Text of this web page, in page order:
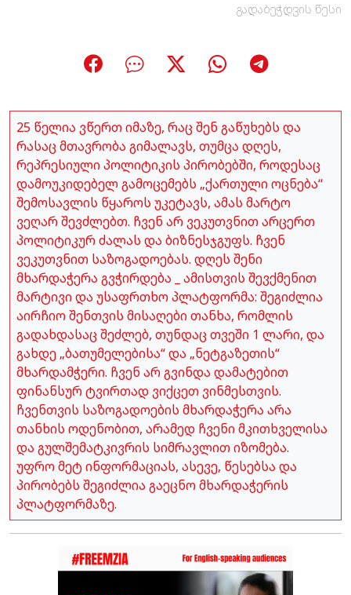
გადაბეჭდვის წესი
25 წელია ვწერთ იმაზე, რაც შენ გაწუხებს და
რასაც მთავრობა გიმალავს, თუმცა დღეს,
რეპრესიული პოლიტიკის პირობებში, როდესაც
დამოუკიდებელ გამოცემებს „ქართული ოცნება“
შემოსავლის წყაროს უკეტავს, ამას მარტო
ვეღარ შევძლებთ. ჩვენ არ ვეკუთვნით არცერთ
პოლიტიკურ ძალას და ბიზნესჯგუფს. ჩვენ
ვეკუთვნით საზოგადოებას. დღეს შენი
მხარდაჭერა გვჭირდება _ ამისთვის შევქმენით
მარტივი და უსაფრთხო პლატფორმა: შეგიძლია
აირჩიო შენთვის მისაღები თანხა, რომლის
გადახდასაც შეძლებ, თუნდაც თვეში 1 ლარი, და
გახდე „ბათუმელებისა“ და „ნეტგაზეთის“
მხარდამჭერი. ჩვენ არ გვინდა დამატებით
ფინანსურ ტვირთად ვიქცეთ ვინმესთვის.
ჩვენთვის საზოგადოების მხარდაჭერა არა
თანხის ოდენობით, არამედ ჩვენი მკითხველისა
და გულშემატკივრის სიმრავლით იზომება.
უფრო მეტ ინფორმაციას, ასევე, წესებსა და
პირობებს შეგიძლია გაეცნო მხარდაჭერის
პლატფორმაზე.